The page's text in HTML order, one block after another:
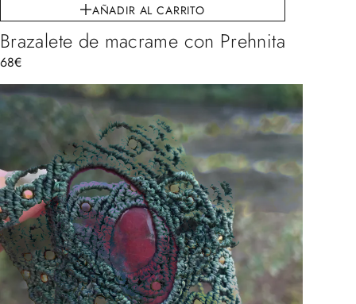
AÑADIR AL CARRITO
Brazalete de macrame con Prehnita
68€